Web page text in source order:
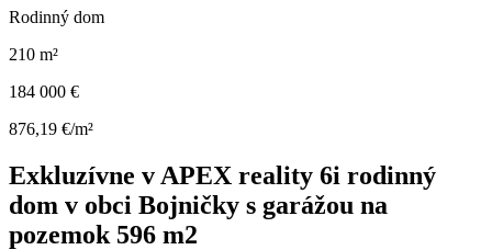
Rodinný dom
210 m²
184 000 €
876,19 €/m²
Exkluzívne v APEX reality 6i rodinný
dom v obci Bojničky s garážou na
pozemok 596 m2